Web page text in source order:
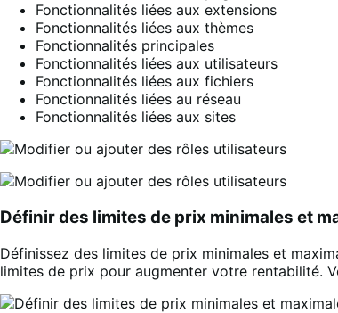
Fonctionnalités liées aux extensions
Fonctionnalités liées aux thèmes
Fonctionnalités principales
Fonctionnalités liées aux utilisateurs
Fonctionnalités liées aux fichiers
Fonctionnalités liées au réseau
Fonctionnalités liées aux sites
Définir des limites de prix minimales et
Définissez des limites de prix minimales et
limites de prix pour augmenter votre rentabilité.